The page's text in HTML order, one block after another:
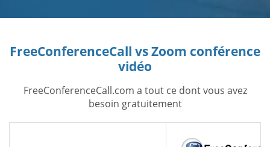
FreeConferenceCall vs Zoom conférence
vidéo
FreeConferenceCall.com a tout ce dont vous avez
besoin gratuitement